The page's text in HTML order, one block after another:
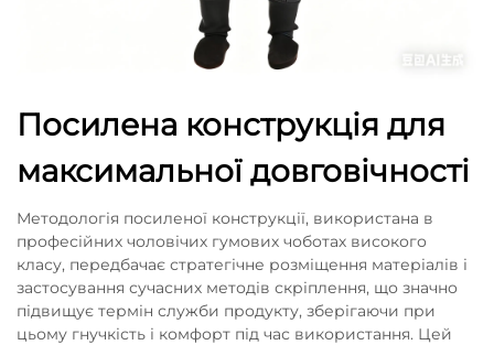
Посилена конструкція для
максимальної довговічності
Методологія посиленої конструкції, використана в
професійних чоловічих гумових чоботах високого
класу, передбачає стратегічне розміщення матеріалів і
застосування сучасних методів скріплення, що значно
підвищує термін служби продукту, зберігаючи при
цьому гнучкість і комфорт під час використання. Цей